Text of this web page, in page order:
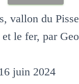
vallon du
le fer, par
juin 2024